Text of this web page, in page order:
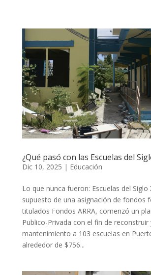
¿Qué pasó con las Escuelas del
Dic 10, 2025 | Educación
Lo que nunca fueron: Escuelas del Siglo
supuesto de una asignación de fondos
titulados Fondos ARRA, comenzó un
Publico-Privada con el fin de reconstruir
mantenimiento a 103 escuelas en
alrededor de $756...